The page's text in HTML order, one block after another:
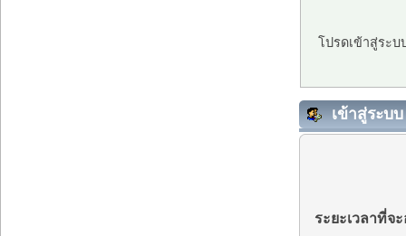
โปรดเข้าสู่ระ
เข้าสู่ระบบ
ระยะเวลาที่จ